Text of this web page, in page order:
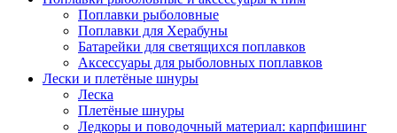
Поплавки рыболовные
Поплавки для Херабуны
Батарейки для светящихся поплавков
Аксессуары для рыболовных поплавков
Лески и плетёные шнуры
Леска
Плетёные шнуры
Ледкоры и поводочный материал: карпфишинг